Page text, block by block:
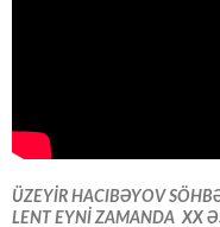
ÜZEYİR HACIBƏYOV
LENT EYNİ ZAMANDA XX